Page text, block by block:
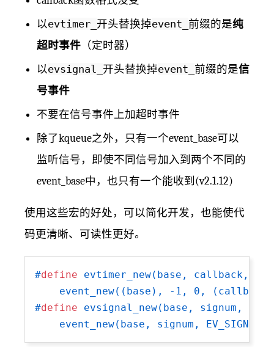
以evtimer_ 开头替换掉event_ 前缀的是纯
超时事件 （定时器）
以evsignal_ 开头替换掉event_ 前缀的是信
号事件
不要在信号事件上加超时事件
除了kqueue之外，只有一个event_base可以
监听信号，即使不同信号加入到两个不同的
event_base中，也只有一个能收到(v2.1.12)
使用这些宏的好处，可以简化开发，也能使代
码更清晰、可读性更好。
#define evtimer_new(base, callback,
event_new((base), -1, 0,
#define evsignal_new(base, signum,
event_new(base, signum,